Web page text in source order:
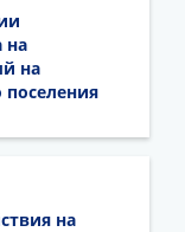
на
на
поселения
на